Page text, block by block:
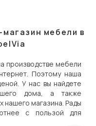
мебели в
производстве мебели
Поэтому наша
У нас вы найдете
дома, а также
нашего магазина. Рады
с пользой для